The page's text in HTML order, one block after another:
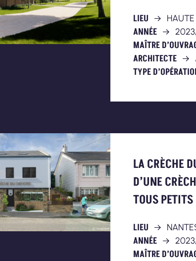
LIEU
ANNÉE
MAÎTRE
ARCHITECTE
TYPE
LA CRÈCHE
D’UNE
TOUS PETITS
LIEU
ANNÉE
MAÎTRE